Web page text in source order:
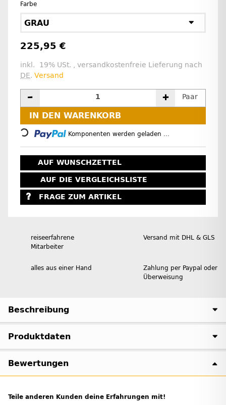
Farbe
GRAU
225,95 €
inkl. 19% USt. , versandkostenfreie Lieferung nach
DE. Versand
Paar
IN DEN WARENKORB
Loading... Komponenten werden geladen ...
AUF WUNSCHZETTEL
AUF DIE VERGLEICHSLISTE
FRAGE ZUM ARTIKEL
reiseerfahrene
Mitarbeiter
Versand mit DHL & GLS
alles aus einer Hand
Zahlung per Paypal oder
Überweisung
Beschreibung
Produktdaten
Bewertungen
Teile anderen Kunden deine Erfahrungen mit!